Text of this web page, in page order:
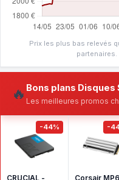
Prix les plus bas relevés
🔥 Bons plans Disques
Les meilleures promos
-44%
CRUCIAL -
-
Corsair